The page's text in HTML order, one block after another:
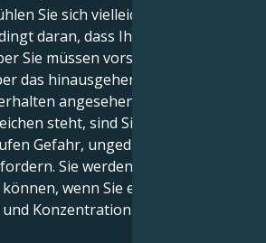
Sie sich vielleicht sicherer.
daran, dass Ihr Enthusiasmus
Sie müssen vorsichtig sein,
das hinausgehen, was als
angesehen wird. Wenn die
steht, sind Sie motivierter als
Gefahr, ungeduldig zu werden
Sie werden Ihre Energie
wenn Sie ein Gleichgewicht
Konzentration herstellen